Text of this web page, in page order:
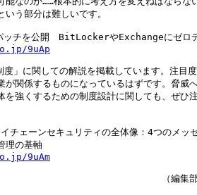
う部分は難しいです。
9uAp
度」に関しての解説を掲載しています。注目
が関係するものになっているはずです。脅威
を強くするための制度設計に関しても、ぜひ
チェーンセキュリティの全体像：4つのメッ
9uAm
部 宮田